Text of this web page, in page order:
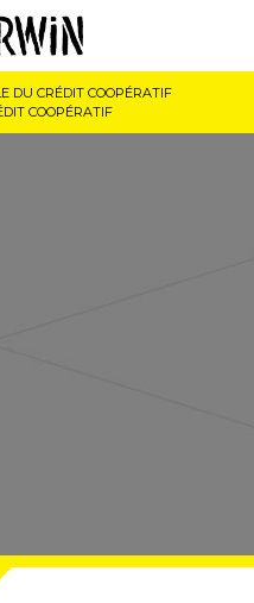
DU CRÉDIT COOPÉRATIF
COOPÉRATIF